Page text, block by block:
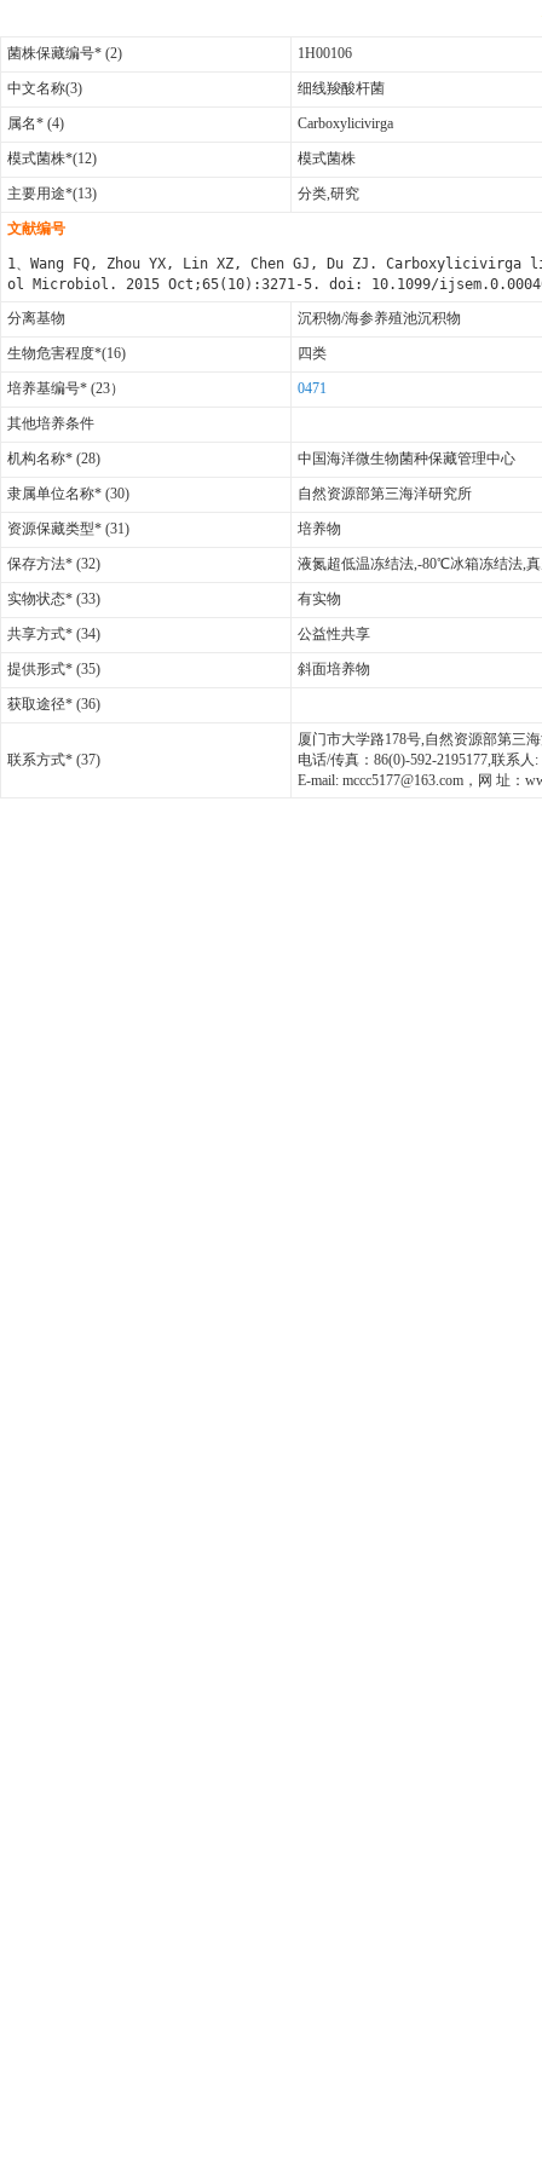
菌株保藏编号* (2) 1H00106
中文名称(3) 细线羧酸杆菌
属名* (4) Carboxylicivirga
模式菌株*(12) 模式菌株
主要用途*(13) 分类,研究
文献编号
1、Wang FQ, Zhou YX, Lin XZ, Chen GJ, Du ZJ.
ol Microbiol. 2015 Oct;65(10):3271-5. doi: 10.1099/
分离基物
沉积物/海参养殖池沉积物
生物危害程度*(16) 四类
培养基编号* (23） 0471
其他培养条件
机构名称* (28) 中国海洋微生物菌种保藏管理中心
隶属单位名称* (30) 自然资源部第三海洋研究所
资源保藏类型* (31) 培养物
保存方法* (32) 液氮超低温冻结法,-80℃冰箱冻结法,
实物状态* (33) 有实物
共享方式* (34) 公益性共享
提供形式* (35) 斜面培养物
获取途径* (36)
联系方式* (37)
厦门市大学路178号,自然资源部第三
电话/传真：86(0)-592-2195177,联系
E-mail: mccc5177@163.com，网 址：